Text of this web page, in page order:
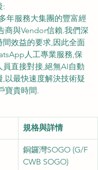
:
年服務大集團的豐富經
商與Vendor信賴.我們深
間效益的要求,因此全面
人工專業服務,保
直接對接,絕無AI自動
,以最快速度解決技術疑
寶貴時間.
規格與詳情
銅鑼灣SOGO (G/F
CWB SOGO)